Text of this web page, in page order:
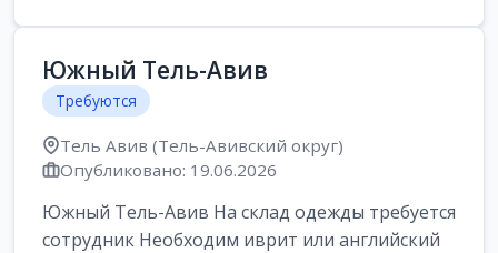
Южный Тель-Авив
Требуются
Тель Авив (Тель-Авивский округ)
Опубликовано: 19.06.2026
Южный Тель-Авив На склад одежды требуется
сотрудник Необходим иврит или английский